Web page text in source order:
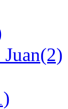
(2)